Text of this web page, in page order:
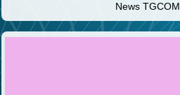
News TGCOM